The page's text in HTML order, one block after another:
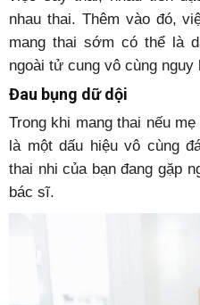
nhau thai. Thêm vào đó,
mang thai sớm có thể là
ngoài tử cung vô cùng
Đau bụng dữ dội
Trong khi mang thai nếu
là một dấu hiệu vô cùng
thai nhi của bạn đang gặp
bác sĩ.